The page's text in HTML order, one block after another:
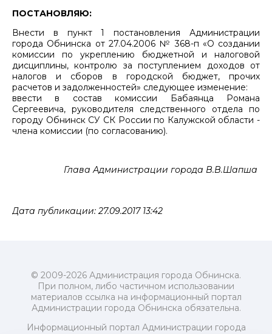
ПОСТАНОВЛЯЮ:
Внести в пункт 1 постановления Администрации
города Обнинска от 27.04.2006 № 368-п «О создании
комиссии по укреплению бюджетной и налоговой
дисциплины, контролю за поступлением доходов от
налогов и сборов в городской бюджет, прочих
расчетов и задолженностей» следующее изменение:
ввести в состав комиссии Бабаянца Романа
Сергеевича, руководителя следственного отдела по
городу Обнинск СУ СК России по Калужской области -
члена комиссии (по согласованию).
Глава Администрации города В.В.Шапша
Дата публикации: 27.09.2017 13:42
© 2009-2026 Администрация города Обнинска.
При полном, либо частичном использовании
материалов ссылка на информационный портал
Администрации города Обнинска обязательна.
Информационный портал Администрации города